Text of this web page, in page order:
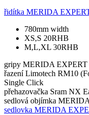
řidítka MERIDA
780mm width
XS,S 20RHB
M,L,XL 30RHB
gripy MERIDA EXPERT
řazení Limotech RM10
Single Click
přehazovačka Sram NX
sedlová objímka
sedlovka MERIDA